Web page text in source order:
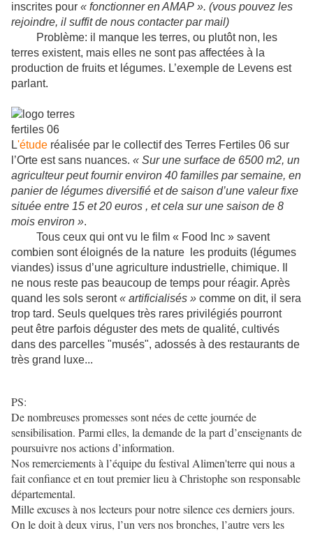
inscrites pour « fonctionner en AMAP ». (vous pouvez les
rejoindre, il suffit de nous contacter par mail)
Problème: il manque les terres, ou plutôt non, les
terres existent, mais elles ne sont pas affectées à la
production de fruits et légumes. L’exemple de Levens est
parlant.
L'étude réalisée par le collectif des Terres Fertiles 06 sur
l’Orte est sans nuances. « Sur une surface de 6500 m2, un
agriculteur peut fournir environ 40 familles par semaine, en
panier de légumes diversifié et de saison d’une valeur fixe
située entre 15 et 20 euros , et cela sur une saison de 8
mois environ ».
Tous ceux qui ont vu le film « Food Inc » savent
combien sont éloignés de la nature les produits (légumes
viandes) issus d’une agriculture industrielle, chimique. Il
ne nous reste pas beaucoup de temps pour réagir. Après
quand les sols seront« artificialisés » comme on dit, il sera
trop tard. Seuls quelques très rares privilégiés pourront
peut être parfois déguster des mets de qualité, cultivés
dans des parcelles "musés", adossés à des restaurants de
très grand luxe...
PS:
De nombreuses promesses sont nées de cette journée de
sensibilisation. Parmi elles, la demande de la part d’enseignants de
poursuivre nos actions d’information.
Nos remerciements à l’équipe du festival Alimen'terre qui nous a
fait confiance et en tout premier lieu à Christophe son responsable
départemental.
Mille excuses à nos lecteurs pour notre silence ces derniers jours.
On le doit à deux virus, l’un vers nos bronches, l’autre vers les